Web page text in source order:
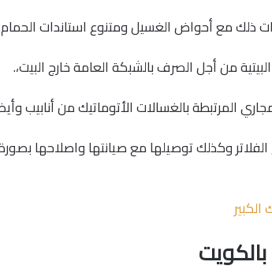
ذلك مع أحواض الغسيل ومتنوع استاندات
من أجل الصرف بالشبكة العامة خارج البيت،.
المرتبطة بالغسالات الأتوماتيك من أنابيب
وكذلك توصيلها مع صيانتها واصلاحها